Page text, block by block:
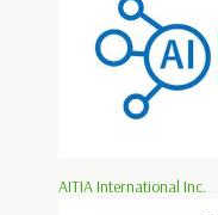
AITIA International Inc.